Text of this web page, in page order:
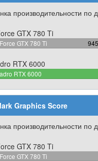
производительности по
GTX 780 Ti
GTX 780 Ti
RTX 6000
RTX 6000
Graphics Score
производительности по
GTX 780 Ti
GTX 780 Ti